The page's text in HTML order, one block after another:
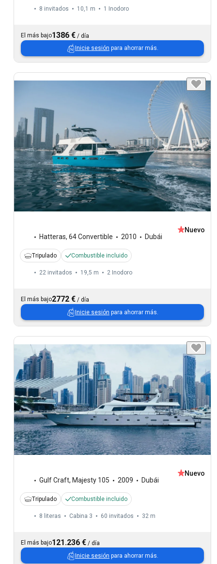
8 invitados 10,1 m 1 Inodoro
El más bajo1386 € / día
Inicie sesión para ahorrar más.
Hatteras, 64 Convertible 2010 Dubái
Nuevo
Tripulado Combustible incluido
22 invitados 19,5 m 2 Inodoro
El más bajo2772 € / día
Inicie sesión para ahorrar más.
Gulf Craft, Majesty 105 2009 Dubái
Nuevo
Tripulado Combustible incluido
8 literas Cabina 3 60 invitados 32 m
El más bajo121.236 € / día
Inicie sesión para ahorrar más.